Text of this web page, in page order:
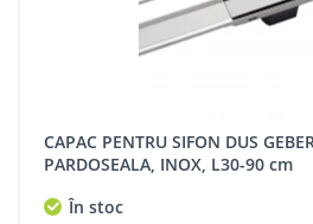
CAPAC PENTRU SIFON DUS GEBERIT CLEANLINE20 PE
PARDOSEALA, INOX, L30-90 cm
În stoc